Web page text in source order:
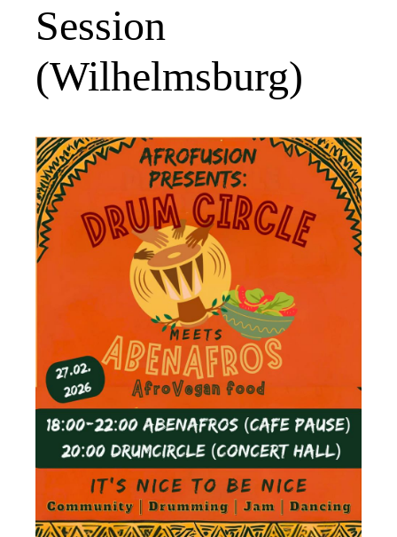
Session
(Wilhelmsburg)